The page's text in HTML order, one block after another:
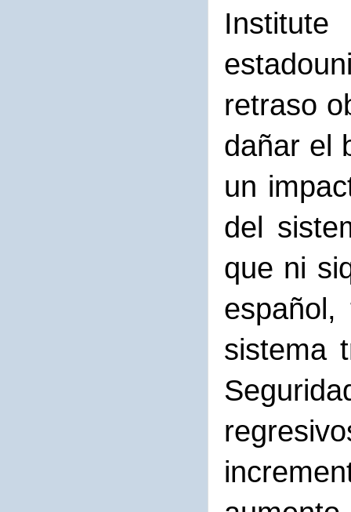
retraso
dañar el
un
del
que ni
español,
sistema